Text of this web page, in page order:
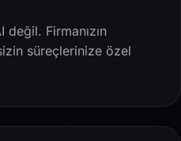
değil. Firmanızın
süreçlerinize özel